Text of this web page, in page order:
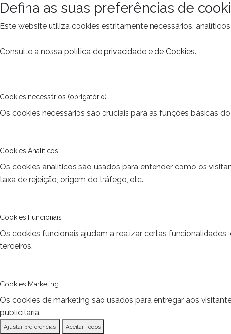
Defina as suas preferências de
Este website utiliza cookies estritamente necessários,
Consulte a nossa política de privacidade e de Cookies.
Cookies necessários (obrigatório)
Os cookies necessários são cruciais para as funções básicas
Cookies Analíticos
Os cookies analíticos são usados para entender como os
taxa de rejeição, origem do tráfego, etc.
Cookies Funcionais
Os cookies funcionais ajudam a realizar certas
terceiros.
Cookies Marketing
Os cookies de marketing são usados para entregar aos
publicitária.
Ajustar preferências Aceitar Todos